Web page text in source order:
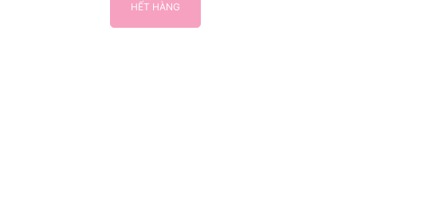
HẾT HÀNG